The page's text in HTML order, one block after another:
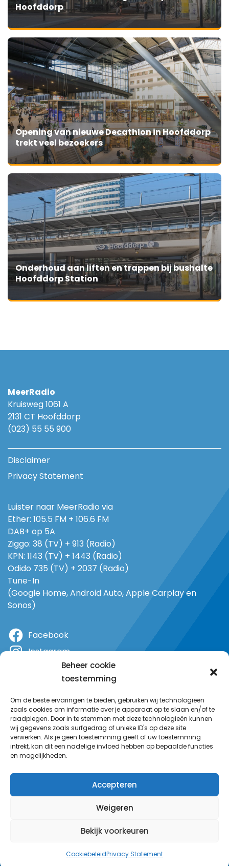
Beheer cookie
toestemming
Om de beste ervaringen te bieden, gebruiken wij technologieën
zoals cookies om informatie over je apparaat op te slaan en/of te
raadplegen. Door in te stemmen met deze technologieën kunnen
wij gegevens zoals surfgedrag of unieke ID's op deze site
verwerken. Als je geen toestemming geeft of uw toestemming
intrekt, kan dit een nadelige invloed hebben op bepaalde functies
en mogelijkheden.
Accepteren
Weigeren
Bekijk voorkeuren
CookiebeleidPrivacy Statement
Hoofddorp
Opening van nieuwe Decathlon in Hoofddorp
trekt veel bezoekers
Onderhoud aan liften en trappen bij bushalte
Hoofddorp Station
MeerRadio
Kruisweg 1061 A
2131 CT Hoofddorp
(023) 55 55 900
Disclaimer
Privacy Statement
Luister naar MeerRadio via
Ether: 105.5 FM + 106.6 FM
DAB+ op 5A
Ziggo: 38 (TV) + 913 (Radio)
KPN: 1143 (TV) + 1443 (Radio)
Odido 735 (TV) + 2037 (Radio)
Tune-In
(Google Home, Android Auto, Apple Carplay en
Sonos)
Facebook
Instagram
YouTube
© MeerRadio 2025